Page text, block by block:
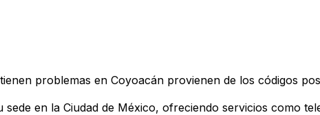
problemas en Coyoacán provienen de los códigos
sede en la Ciudad de México, ofreciendo servicios como